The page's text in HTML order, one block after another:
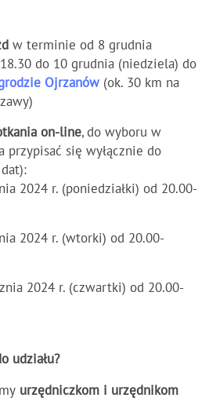
w terminie od 8 grudnia
do 10 grudnia (niedziela) do
Ojrzanów (ok. 30 km na
on-line, do wyboru w
przypisać się wyłącznie do
2024 r. (poniedziałki) od 20.00-
2024 r. (wtorki) od 20.00-
2024 r. (czwartki) od 20.00-
udziału?
urzędniczkom i urzędnikom